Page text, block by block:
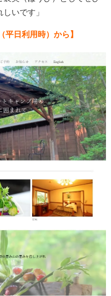
いです」
日利用時）から】